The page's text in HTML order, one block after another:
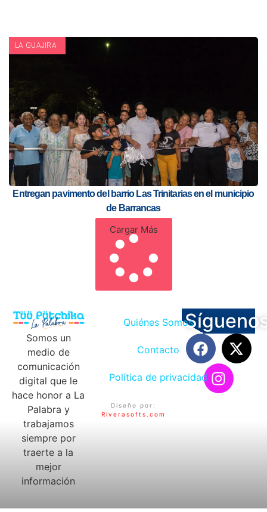
LA GUAJIRA
Entregan pavimento del barrio Las Trinitarias en el municipio
de Barrancas
Cargar Más
Somos un
medio de
comunicación
digital que le
hace honor a La
Palabra y
trabajamos
siempre por
traerte a la
mejor
información
Quiénes Somos
Contacto
Política de privacidad
Diseño por:
Riverasofts.com